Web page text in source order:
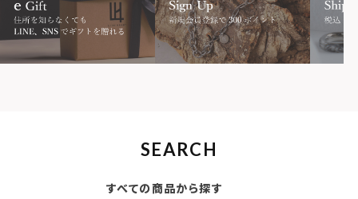
SEARCH
すべての商品から探す